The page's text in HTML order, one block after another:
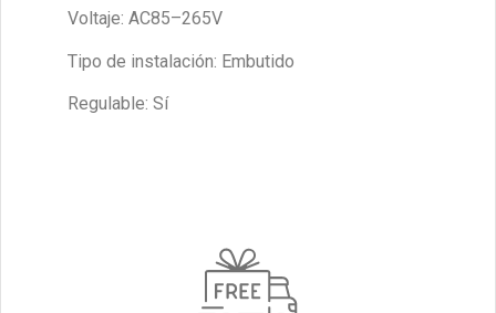
Voltaje: AC85–265V
Tipo de instalación: Embutido
Regulable: Sí